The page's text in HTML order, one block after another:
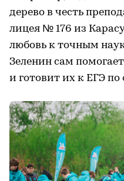
дерево в честь
лицея № 176 из
любовь к точным
Зеленин сам
и готовит их к ЕГЭ